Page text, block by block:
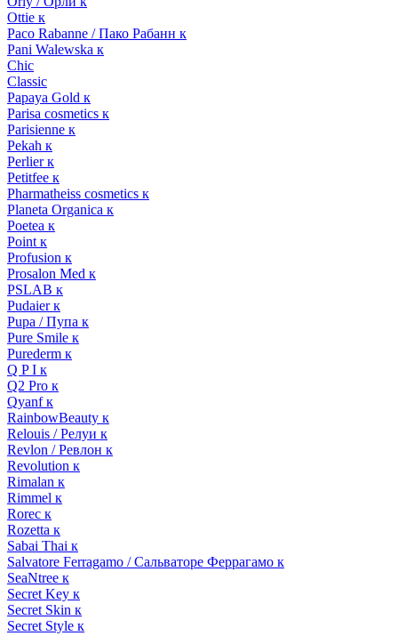
Ottie к
Paco Rabanne / Пако Рабанн к
Pani Walewska к
Chic
Classic
Papaya Gold к
Parisa cosmetics к
Parisienne к
Pekah к
Perlier к
Petitfee к
Pharmatheiss cosmetics к
Planeta Organica к
Poetea к
Point к
Profusion к
Prosalon Med к
PSLAB к
Pudaier к
Pupa / Пупа к
Pure Smile к
Purederm к
Q P I к
Q2 Pro к
Qyanf к
RainbowBeauty к
Relouis / Релуи к
Revlon / Ревлон к
Revolution к
Rimalan к
Rimmel к
Rorec к
Rozetta к
Sabai Thai к
Salvatore Ferragamo / Сальваторе Феррагамо к
SeaNtree к
Secret Key к
Secret Skin к
Secret Style к